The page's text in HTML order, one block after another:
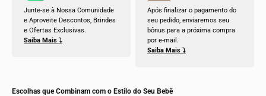
Junte-se à Nossa Comunidade
e Aproveite Descontos, Brindes
e Ofertas Exclusivas.
Saiba Mais ⤵
Após finalizar o pagamento do
seu pedido, enviaremos seu
bônus para a próxima compra
por e-mail.
Saiba Mais ⤵
Escolhas que Combinam com o Estilo do Seu Bebê